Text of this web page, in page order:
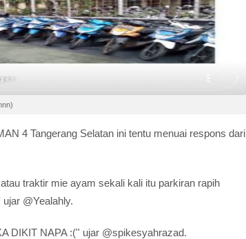
4 Tangerang Selatan ini tentu menuai respons dari
traktir mie ayam sekali kali itu parkiran rapih
@Yealahly.
DIKIT NAPA :('' ujar @spikesyahrazad.